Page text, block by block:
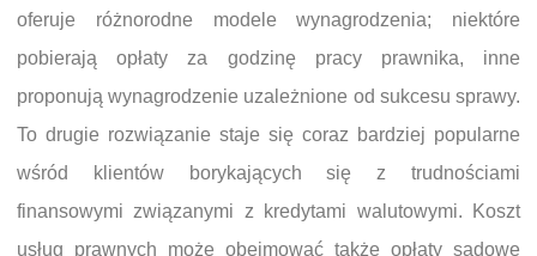
oferuje różnorodne modele wynagrodzenia; niektóre
pobierają opłaty za godzinę pracy prawnika, inne
proponują wynagrodzenie uzależnione od sukcesu sprawy.
To drugie rozwiązanie staje się coraz bardziej popularne
wśród klientów borykających się z trudnościami
finansowymi związanymi z kredytami walutowymi. Koszt
usług prawnych może obejmować także opłaty sądowe